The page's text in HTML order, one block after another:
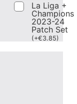
La Liga +
Champions
2023-24
Patch Set
(+€3.85)